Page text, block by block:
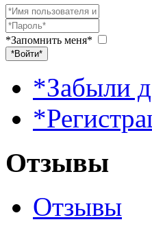
*Запомнить меня*
*Войти*
*Забыли
Отзывы
Отзывы